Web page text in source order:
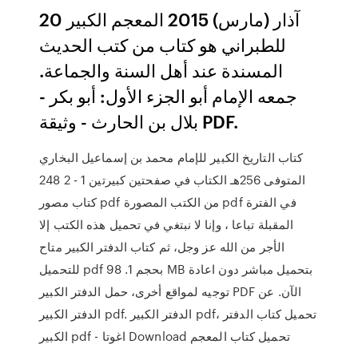
20 آذار (مارس) 2015 المعجم الكبير
للطبراني هو كتاب من كتب الحديث
المسندة عند أهل السنة والجماعة.
جمعه الإمام أبو الجزء الأول: أبو بكر -
بلال بن الحارث - وثيقة PDF.
كتاب التاريخ الكبير للإمام محمد بن إسماعيل البخاري
المتوفى 256هـ الكتاب في صفحتين كبيرتين 1 - 2 248
كتاب مصور pdf من الكتب المصورة pdf في الفترة
المقبلة تباعا ، وإنا لا نبتغي في تحميل هذه الكتب إلا
الأجر من الله عز وجل، ثم كتاب الدفتر الكبير متاح
للتحميل pdf بحجم 1. 98 MB بتحميل مباشر دون اعادة
توجيه لمواقع أخرى، حمل الدفتر الكبير PDF الآن. عن
الدفتر الكبير pdf. الدفتر الكبير pdf، تحميل كتاب الدفتر
الكبير pdf - اغوتا Download تحميل كتاب المعجم